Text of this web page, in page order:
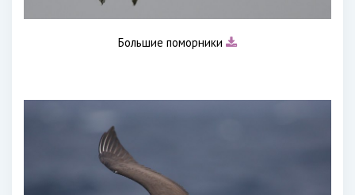
Большие поморники